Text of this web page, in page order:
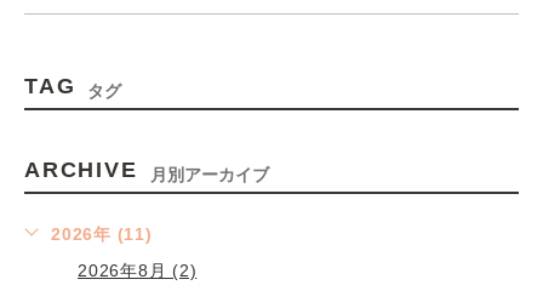
TAG タグ
ARCHIVE 月別アーカイブ
2026年 (11)
2026年8月 (2)